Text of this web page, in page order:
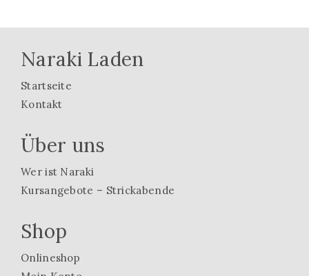
Naraki Laden
Startseite
Kontakt
Über uns
Wer ist Naraki
Kursangebote – Strickabende
Shop
Onlineshop